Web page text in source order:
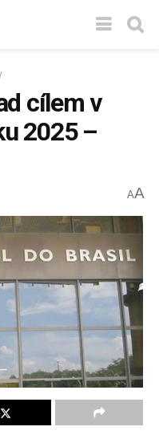
cílem v
2025 –
AA